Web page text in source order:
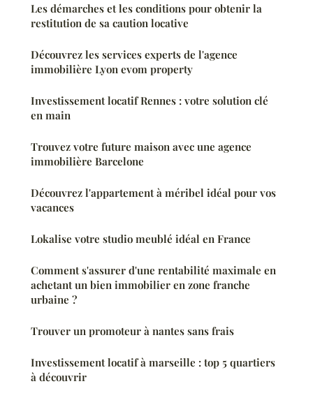
Les démarches et les conditions pour obtenir la
restitution de sa caution locative
Découvrez les services experts de l'agence
immobilière Lyon evom property
Investissement locatif Rennes : votre solution clé
en main
Trouvez votre future maison avec une agence
immobilière Barcelone
Découvrez l'appartement à méribel idéal pour vos
vacances
Lokalise votre studio meublé idéal en France
Comment s'assurer d'une rentabilité maximale en
achetant un bien immobilier en zone franche
urbaine ?
Trouver un promoteur à nantes sans frais
Investissement locatif à marseille : top 5 quartiers
à découvrir